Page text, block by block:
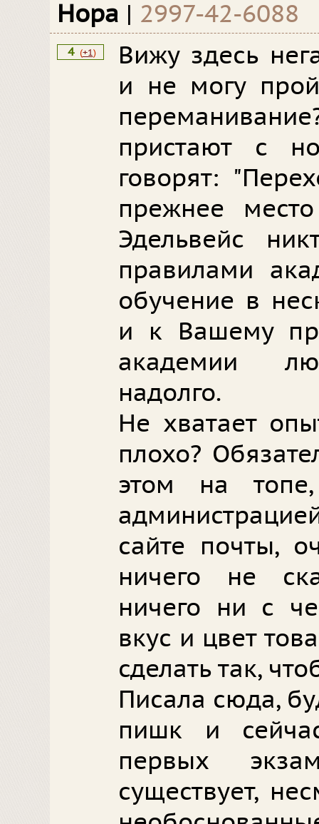
Нора | 2997-42-6088
4 (+1)
Вижу здесь
и не могу
пристают с
говорят:
прежнее
Эдельвейс
правилами
обучение в
и к Вашему
академии
надолго.
Не хватает
плохо?
этом на
сайте почты,
ничего не
ничего ни с
вкус и цвет
сделать так,
Писала сюда,
пишк и
первых
существует,